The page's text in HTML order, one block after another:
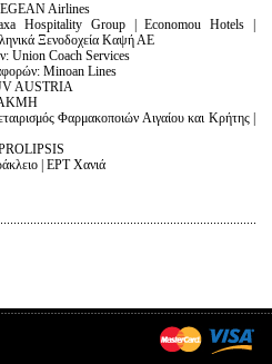
Airlines
Hospitality Group | Economou Hotels |
Ξενοδοχεία Καψή ΑΕ
Union Coach Services
Minoan Lines
AUSTRIA
ΑΚΜΗ
Φαρμακοποιών Αιγαίου και Κρήτης |
| ΕΡΤ Χανιά